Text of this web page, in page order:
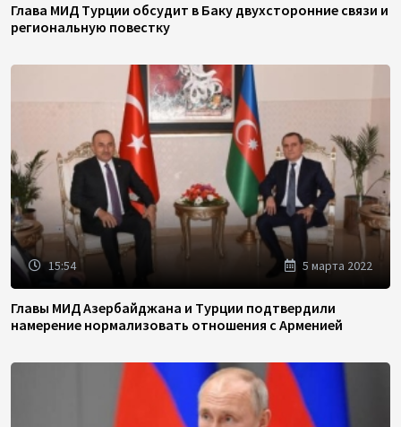
Глава МИД Турции обсудит в Баку двухсторонние связи и
региональную повестку
15:54 5 марта 2022
Главы МИД Азербайджана и Турции подтвердили
намерение нормализовать отношения с Арменией